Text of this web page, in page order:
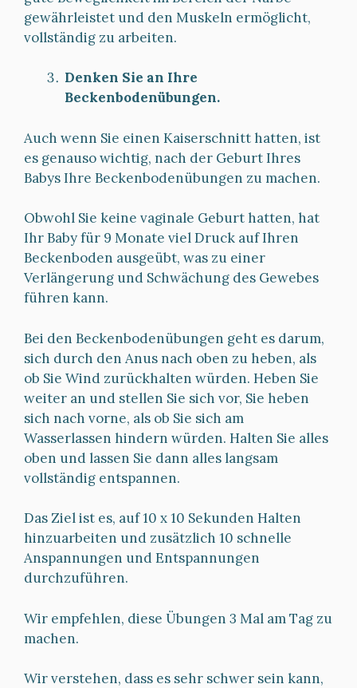
gewährleistet und den Muskeln ermöglicht,
vollständig zu arbeiten.
Denken Sie an Ihre
Beckenbodenübungen.
Auch wenn Sie einen Kaiserschnitt hatten, ist
es genauso wichtig, nach der Geburt Ihres
Babys Ihre Beckenbodenübungen zu machen.
Obwohl Sie keine vaginale Geburt hatten, hat
Ihr Baby für 9 Monate viel Druck auf Ihren
Beckenboden ausgeübt, was zu einer
Verlängerung und Schwächung des Gewebes
führen kann.
Bei den Beckenbodenübungen geht es darum,
sich durch den Anus nach oben zu heben, als
ob Sie Wind zurückhalten würden. Heben Sie
weiter an und stellen Sie sich vor, Sie heben
sich nach vorne, als ob Sie sich am
Wasserlassen hindern würden. Halten Sie alles
oben und lassen Sie dann alles langsam
vollständig entspannen.
Das Ziel ist es, auf 10 x 10 Sekunden Halten
hinzuarbeiten und zusätzlich 10 schnelle
Anspannungen und Entspannungen
durchzuführen.
Wir empfehlen, diese Übungen 3 Mal am Tag zu
machen.
Wir verstehen, dass es sehr schwer sein kann,